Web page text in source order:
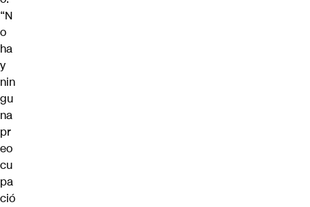
“N
o
ha
y
nin
gu
na
pr
eo
cu
pa
ció